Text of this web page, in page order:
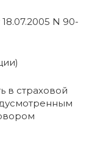
N 90-
в страховой